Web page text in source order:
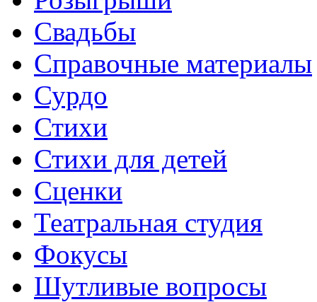
Свадьбы
Справочные материалы
Сурдо
Стихи
Стихи для детей
Сценки
Театральная студия
Фокусы
Шутливые вопросы